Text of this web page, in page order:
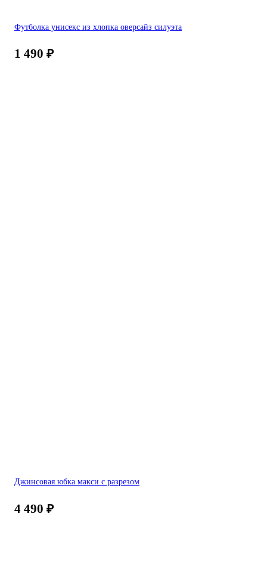
Футболка унисекс из хлопка оверсайз силуэта
1 490 ₽
Джинсовая юбка макси с разрезом
4 490 ₽